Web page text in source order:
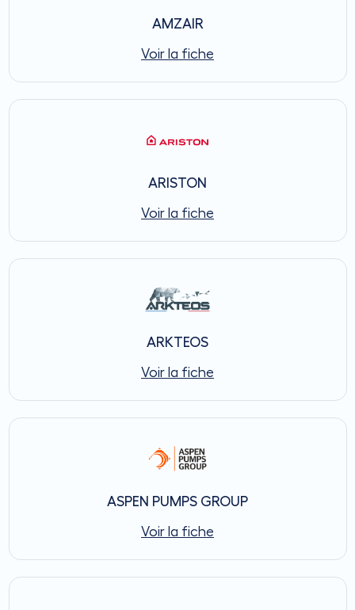
AMZAIR
Voir la fiche
ARISTON
Voir la fiche
ARKTEOS
Voir la fiche
ASPEN PUMPS GROUP
Voir la fiche